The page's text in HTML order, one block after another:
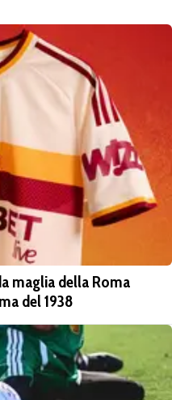
maglia della Roma
del 1938